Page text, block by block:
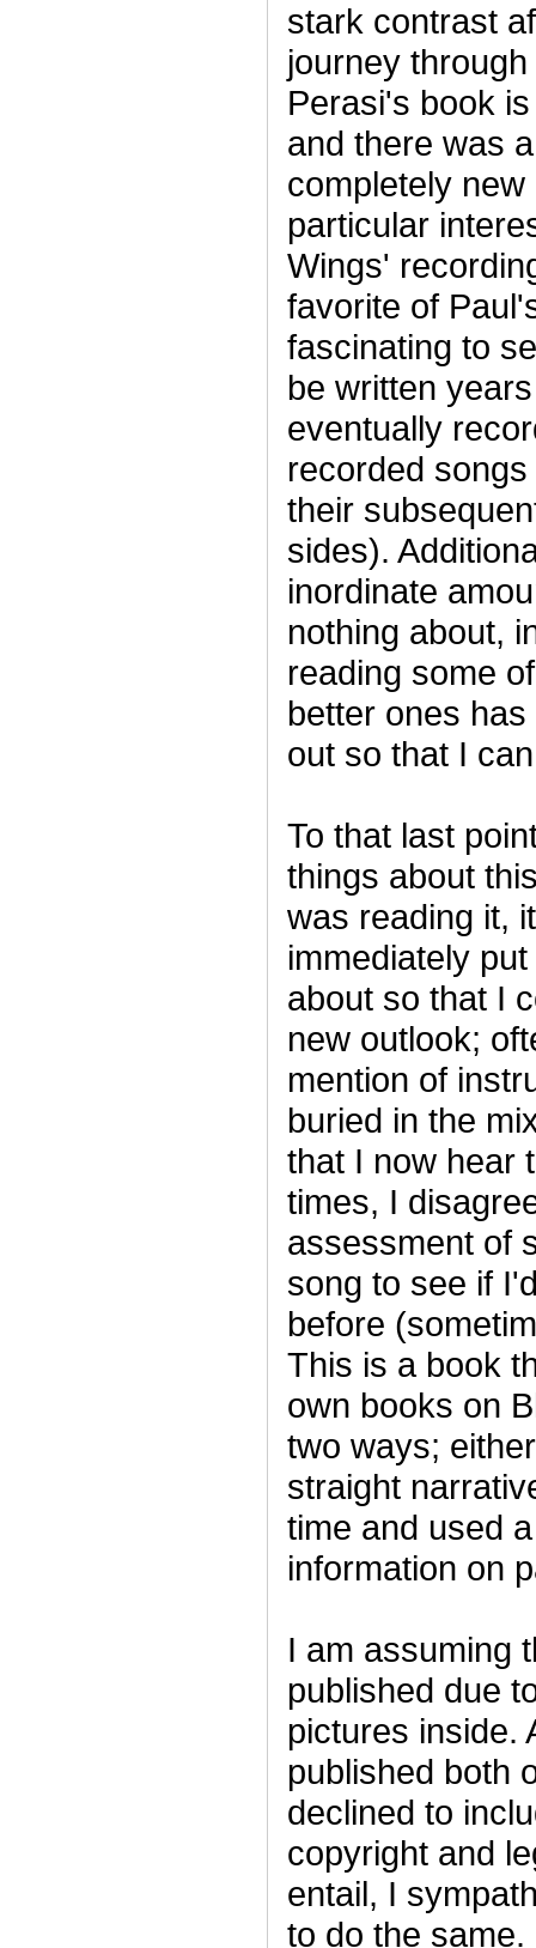
stark contrast
journey
Perasi's book
and there was
completely
particular
Wings'
favorite of
fascinating to
be written
eventually
recorded
their
sides).
inordinate
nothing about,
reading some
better ones
out so that I
To that last
things about
was reading it,
immediately
about so that I
new outlook;
mention of
buried in the
that I now hear
times, I
assessment of
song to see if
before
This is a book
own books on
two ways;
straight
time and used
information on
I am assuming
published due
pictures inside.
published both
declined to
copyright and
entail, I
to do the